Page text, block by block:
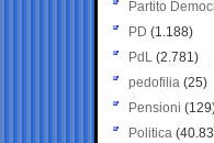
Partito
PD (1.188)
PdL (2.781)
pedofilia (25)
Pensioni
Politica